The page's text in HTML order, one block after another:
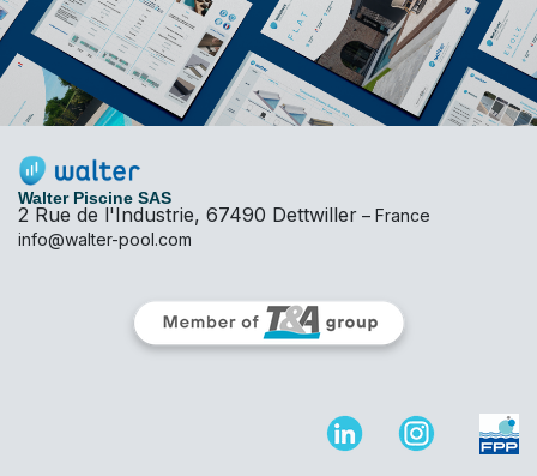
Walter Piscine SAS
2 Rue de l'Industrie, 67490 Dettwiller – France
info@walter-pool.com